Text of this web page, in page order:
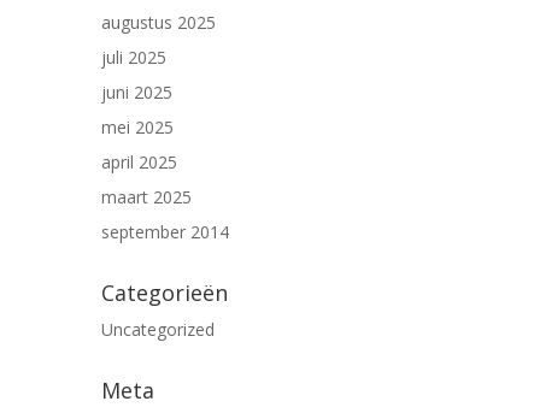
augustus 2025
juli 2025
juni 2025
mei 2025
april 2025
maart 2025
september 2014
Categorieën
Uncategorized
Meta